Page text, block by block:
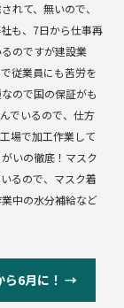
れて、無いので、
も、7日から仕事再
のですが建設業
従業員にも苦労を
ので国の保証がも
でいるので、仕方
場で加工作業して
いの徹底！マスク
るので、マスク着
中の水分補給など
ら6月に！ →